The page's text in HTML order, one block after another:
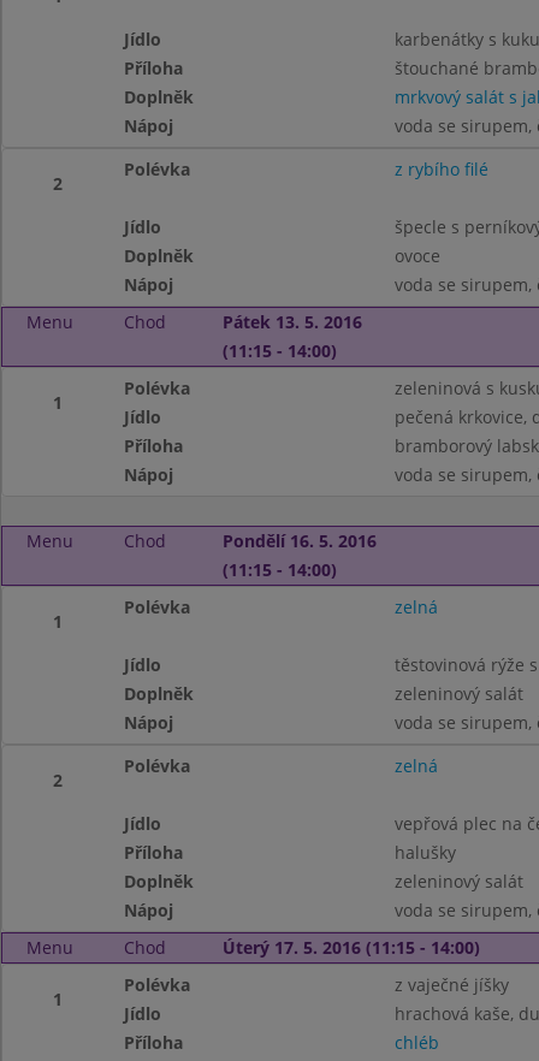
Jídlo
karbenátky s
Příloha
štouchané
Doplněk
mrkvový salát s
Nápoj
voda se sirupem,
2
Polévka z rybího filé
Jídlo
špecle s
Doplněk
ovoce
Nápoj
voda se sirupem,
Menu
Chod
Pátek 13. 5. 2016
(11:15 - 14:00)
1
Polévka
zeleninová s
Jídlo
pečená krkovice,
Příloha
bramborový
Nápoj
voda se sirupem,
Menu Chod
Pondělí 16. 5. 2016
(11:15 - 14:00)
1
Polévka zelná
Jídlo
těstovinová rýže
Doplněk
zeleninový salát
Nápoj
voda se sirupem,
2
Polévka zelná
Jídlo
vepřová plec na
Příloha
halušky
Doplněk
zeleninový salát
Nápoj
voda se sirupem,
Menu
Chod Úterý 17. 5. 2016 (11:15 - 14:00)
1
Polévka
z vaječné jíšky
Jídlo
hrachová kaše,
Příloha
chléb